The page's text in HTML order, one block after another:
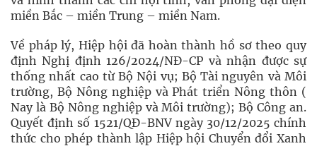
miền Bắc – miền Trung – miền Nam.
Về pháp lý, Hiệp hội đã hoàn thành hồ sơ theo quy
định Nghị định 126/2024/NĐ-CP và nhận được sự
thống nhất cao từ Bộ Nội vụ; Bộ Tài nguyên và Môi
trường, Bộ Nông nghiệp và Phát triển Nông thôn (
Nay là Bộ Nông nghiệp và Môi trường); Bộ Công an.
Quyết định số 1521/QĐ-BNV ngày 30/12/2025 chính
thức cho phép thành lập Hiệp hội Chuyển đổi Xanh